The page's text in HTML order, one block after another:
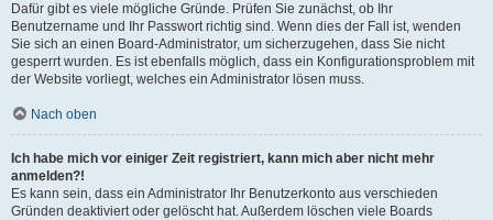
Dafür gibt es viele mögliche Gründe. Prüfen Sie zunächst, ob Ihr
Benutzername und Ihr Passwort richtig sind. Wenn dies der Fall ist, wenden
Sie sich an einen Board-Administrator, um sicherzugehen, dass Sie nicht
gesperrt wurden. Es ist ebenfalls möglich, dass ein Konfigurationsproblem mit
der Website vorliegt, welches ein Administrator lösen muss.
Nach oben
Ich habe mich vor einiger Zeit registriert, kann mich aber nicht mehr
anmelden?!
Es kann sein, dass ein Administrator Ihr Benutzerkonto aus verschieden
Gründen deaktiviert oder gelöscht hat. Außerdem löschen viele Boards